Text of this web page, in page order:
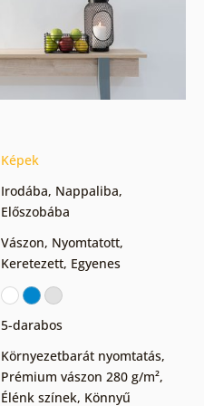
Képek
Irodába, Nappaliba,
Előszobába
Vászon, Nyomtatott,
Keretezett, Egyenes
5-darabos
Környezetbarát nyomtatás,
Prémium vászon 280 g/m²,
Élénk színek, Könnyű